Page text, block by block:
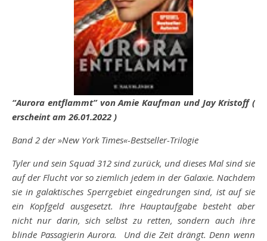
“Aurora entflammt” von Amie Kaufman und Jay Kristoff (
erscheint am 26.01.2022 )
Band 2 der »New York Times«-Bestseller-Trilogie
Tyler und sein Squad 312 sind zurück, und dieses Mal sind sie
auf der Flucht vor so ziemlich jedem in der Galaxie. Nachdem
sie in galaktisches Sperrgebiet eingedrungen sind, ist auf sie
ein Kopfgeld ausgesetzt. Ihre Hauptaufgabe besteht aber
nicht nur darin, sich selbst zu retten, sondern auch ihre
blinde Passagierin Aurora. Und die Zeit drängt. Denn wenn